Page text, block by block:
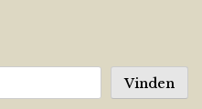
Vinden